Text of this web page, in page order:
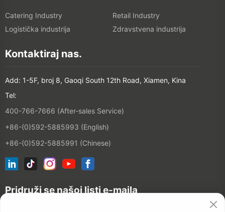
Catering Industry
Retail Industry
Logistička industrija
Zdravstvena industrija
Kontaktiraj nas.
Add: 1-5F, broj 8, Gaoqi South 12th Road, Xiamen, Kina
Tel:
400-766-7666 (After-sales Service)
+86-(0)592-5885993 (English)
+86-(0)592-5885991 (Chinese)
Pridruži se našoj listi e-maila